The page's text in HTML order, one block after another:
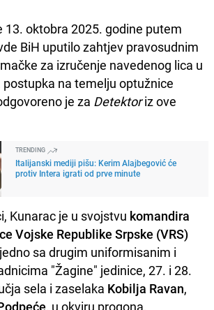
13. oktobra 2025. godine putem
BiH uputilo zahtjev pravosudnim
za izručenje navedenog lica u
postupka na temelju optužnice
je za Detektoriz ove
TRENDING
Italijanski mediji pišu: Kerim Alajbegović će
protiv Intera igrati od prve minute
Kunarac je u svojstvu komandira
Vojske Republike Srpske (VRS)
sa drugim uniformisanim i
"Žagine" jedinice, 27. i 28.
sela i zaselaka Kobilja Ravan,
, u okviru progona,